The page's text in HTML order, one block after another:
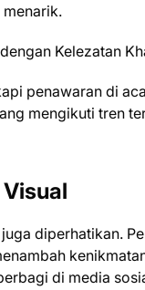
penawaran di
mengikuti tren
diperhatikan.
di media